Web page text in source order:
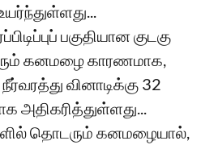
பகுதியான குடகு
கனமழை காரணமாக,
வினாடிக்கு 32
அதிகரித்துள்ளது...
தொடரும் கனமழையால்,